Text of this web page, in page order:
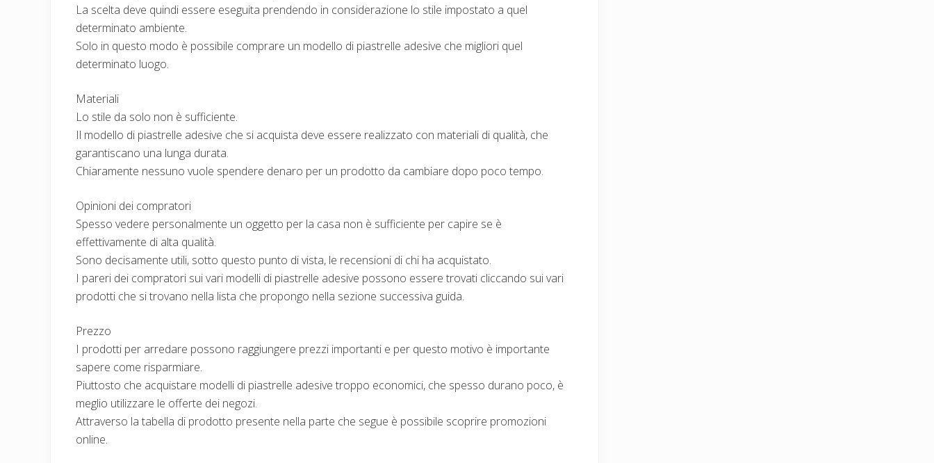
La scelta deve quindi essere eseguita prendendo in considerazione lo stile impostato a quel
determinato ambiente.
Solo in questo modo è possibile comprare un modello di piastrelle adesive che migliori quel
determinato luogo.
Materiali
Lo stile da solo non è sufficiente.
Il modello di piastrelle adesive che si acquista deve essere realizzato con materiali di qualità, che
garantiscano una lunga durata.
Chiaramente nessuno vuole spendere denaro per un prodotto da cambiare dopo poco tempo.
Opinioni dei compratori
Spesso vedere personalmente un oggetto per la casa non è sufficiente per capire se è
effettivamente di alta qualità.
Sono decisamente utili, sotto questo punto di vista, le recensioni di chi ha acquistato.
I pareri dei compratori sui vari modelli di piastrelle adesive possono essere trovati cliccando sui vari
prodotti che si trovano nella lista che propongo nella sezione successiva guida.
Prezzo
I prodotti per arredare possono raggiungere prezzi importanti e per questo motivo è importante
sapere come risparmiare.
Piuttosto che acquistare modelli di piastrelle adesive troppo economici, che spesso durano poco, è
meglio utilizzare le offerte dei negozi.
Attraverso la tabella di prodotto presente nella parte che segue è possibile scoprire promozioni
online.